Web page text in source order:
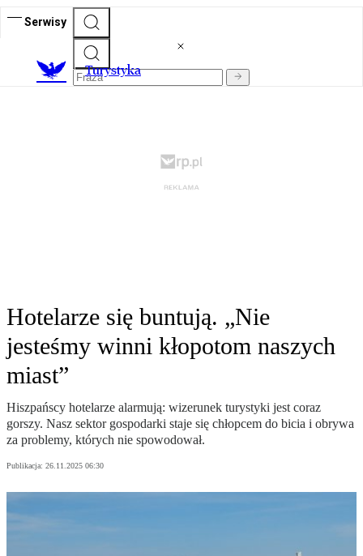
Serwisy
Turystyka
Hotelarze się buntują. „Nie
jesteśmy winni kłopotom naszych
miast”
Hiszpańscy hotelarze alarmują: wizerunek turystyki jest coraz
gorszy. Nasz sektor gospodarki staje się chłopcem do bicia i obrywa
za problemy, których nie spowodował.
Publikacja: 26.11.2025 06:30